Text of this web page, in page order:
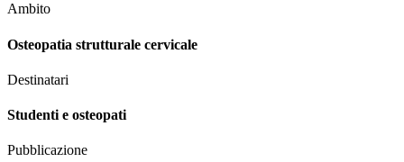
Ambito
Osteopatia strutturale cervicale
Destinatari
Studenti e osteopati
Pubblicazione